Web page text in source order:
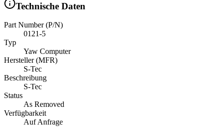
Technische Daten
Part Number (P/N)
0121-5
Typ
Yaw Computer
Hersteller (MFR)
S-Tec
Beschreibung
S-Tec
Status
As Removed
Verfügbarkeit
Auf Anfrage